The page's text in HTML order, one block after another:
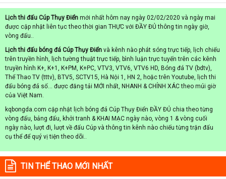
Lịch thi đấu Cúp Thụy Điển mới nhất hôm nay ngày 02/02/2020 và ngày mai
được cập nhật liên tục theo thời gian THỰC với ĐẦY ĐỦ thông tin ngày giờ,
vòng đấu..
Lịch thi đấu bóng đá Cúp Thụy Điển và kênh nào phát sóng trực tiếp, lịch chiếu
trên truyền hình, lịch tường thuật trực tiếp, bình luận trực tuyến trên các kênh
truyền hình K+, K+1, K+PM, K+PC, VTV3, VTV6, VTV6 HD, Bóng đá TV (bdtv),
Thể Thao TV (tttv), BTV5, SCTV15, Hà Nội 1, HN 2, hoặc trên Youtube, lịch thi
đấu bóng đá số... được đăng tải MỚI nhất, NHANH & CHÍNH XÁC theo múi giờ
của Việt Nam.
kqbongda.com cập nhật lịch bóng đá Cúp Thụy Điển ĐẦY ĐỦ chia theo từng
vòng đấu, bảng đấu, khởi tranh & KHAI MẠC ngày nào, vòng 1 & vòng cuối
ngày nào, lượt đi, lượt về đấu Cúp và thông tin kênh nào chiếu từng trận đấu
cụ thể để quý vị tiện theo dõi..
TIN THỂ THAO MỚI NHẤT